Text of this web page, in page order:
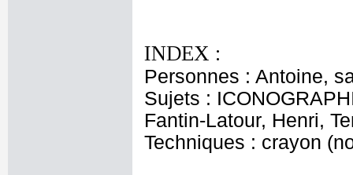
INDEX :
Personnes : Antoine,
Sujets :
Fantin-Latour, Henri,
Techniques : crayon